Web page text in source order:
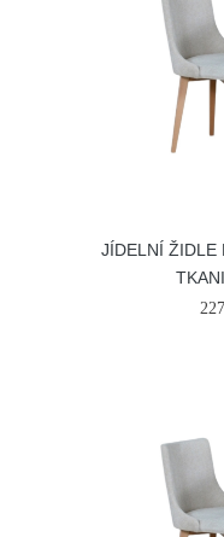
JÍDELNÍ ŽIDLE